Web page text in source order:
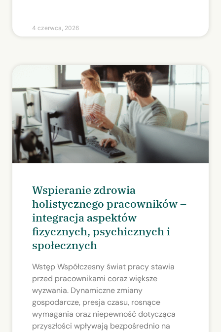
4 czerwca, 2026
Wspieranie zdrowia
holistycznego pracowników –
integracja aspektów
fizycznych, psychicznych i
społecznych
Wstęp Współczesny świat pracy stawia
przed pracownikami coraz większe
wyzwania. Dynamiczne zmiany
gospodarcze, presja czasu, rosnące
wymagania oraz niepewność dotycząca
przyszłości wpływają bezpośrednio na